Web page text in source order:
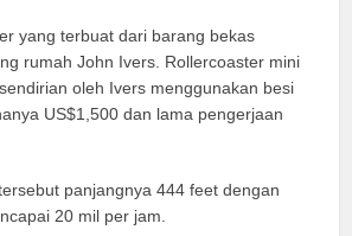
yang terbuat dari barang bekas
rumah John Ivers. Rollercoaster mini
oleh Ivers menggunakan besi
US$1,500 dan lama pengerjaan
panjangnya 444 feet dengan
20 mil per jam.